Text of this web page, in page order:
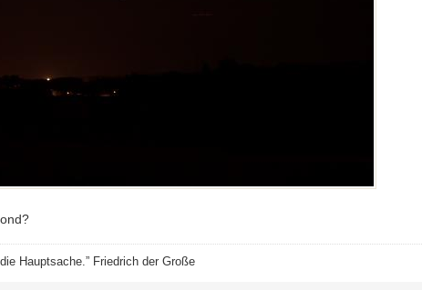
Hauptsache.” Friedrich der Große